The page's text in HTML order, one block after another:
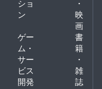
ショ
ン
・
映
画
ゲー
ム・
サー
ビス
開発
書
籍
・
雑
誌